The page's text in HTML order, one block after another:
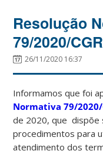
Resolução
79/2020/
26/11/2020 16:37
Informamos que foi
Normativa 79/2020/
de 2020, que dispõe
procedimentos para
atendimento dos